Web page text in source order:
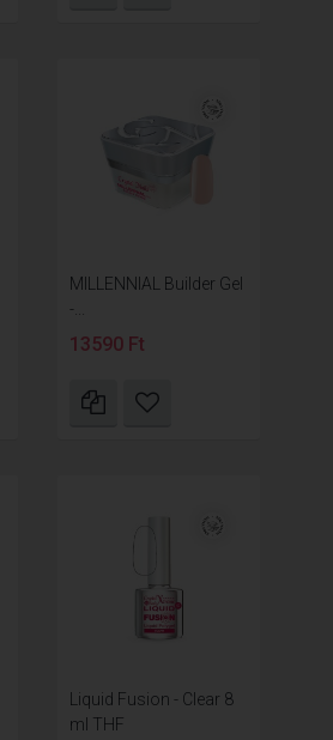
MILLENNIAL Builder Gel
-...
13590 Ft
Liquid Fusion - Clear 8
ml THF